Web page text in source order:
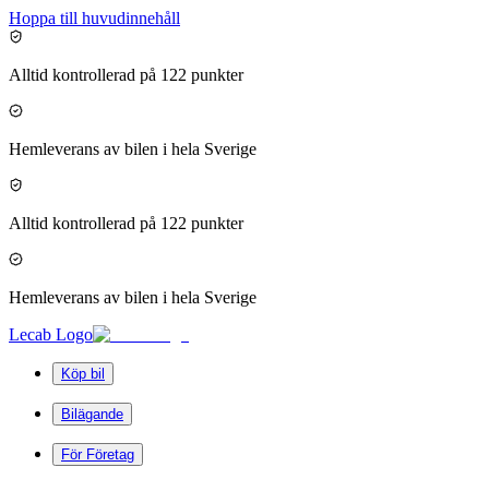
Hoppa till huvudinnehåll
Alltid kontrollerad på 122 punkter
Hemleverans av bilen i hela Sverige
Alltid kontrollerad på 122 punkter
Hemleverans av bilen i hela Sverige
Lecab Logo
Köp bil
Bilägande
För Företag